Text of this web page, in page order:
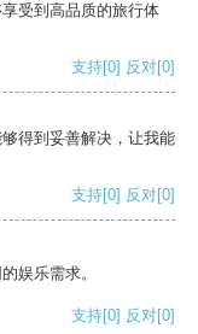
受到高品质的旅行体
支持[0] 反对[0]
得到妥善解决，让我能
支持[0] 反对[0]
娱乐需求。
支持[0] 反对[0]